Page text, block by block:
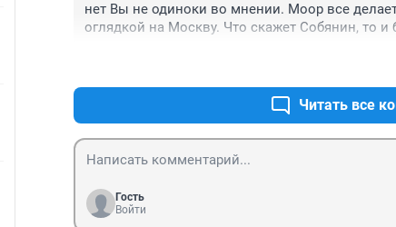
нет Вы не одиноки во мнении. Моор все
оглядкой на Москву. Что скажет Собянин, то и
Читать все
Гость
Войти